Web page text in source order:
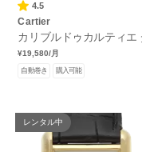
4.5
Cartier
カリブルドゥカルティエ
バー
¥19,580/月
自動巻き 購入可能
レンタル中